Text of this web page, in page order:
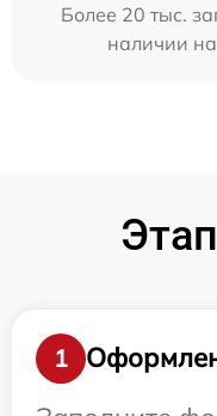
Более 20 тыс.
наличии
1